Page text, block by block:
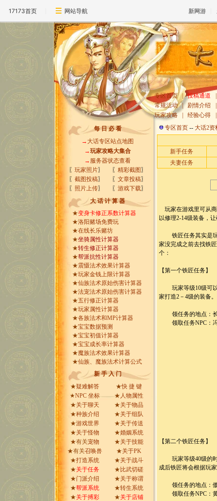
17173首页 网站导航 新网游
专区首页 投稿通道
常规活动
剧情介绍
玩家攻略
经验心得
每 日 必 看
→ 大话专区站点地图
→玩家攻略大集合
→ 服务器状态查看
〖 玩家照片〗 〖 精彩截图 〗
〖 截图投稿〗 〖 文章投稿〗
〖 照片上传〗 〖 游戏下载〗
大 话 计 算 器
★变身卡修正系数计算器
★洛阳赌场免费玩
★在线长乐赌坊
★坐骑属性计算器
★转生修正计算器
★帮派抗性计算器
★震慑法术效果计算器
★玩家金钱上限计算器
★仙族法术原始伤害计算器
★法宠法术原始伤害计算器
★五行修正计算器
★玩家属性计算器
★各族法术和MP计算器
★宝宝数据预测
★宝宝初值计算器
★宝宝成长率计算器
★魔族法术效果计算器
★仙族、魔族法术计算公式
新 手 入 门
★疑难解答 ★快 捷 键
★NPC 坐标 ★ 人物属性
★关于聊天 ★关于物品
★种族介绍 ★关于组队
★游戏世界 ★关于传送
★关于怪物 ★婚姻系统
★有关宠物 ★关于技能
★有关召唤兽 ★关于PK
★打造系统 ★关于战斗
★关于任务 ★ 比武切磋
★门派介绍 ★关于称谓
★帮派系统 ★转生系统
★关于搏彩 ★关于店铺
专区首页 -- 大话2资
新手任务
夫妻任务
玩家在游戏里可从
以修理2-14级装备，
铁匠任务其实是玩
家没完成之前去找铁
个：
【第一个铁匠任务】
玩家等级10级可以
家打造2－4级的装备。
领任务的地点：长
领取任务NPC：
【第二个铁匠任务】
玩家等级40级的时
成后铁匠将会根据玩
领任务的地点：傲
领取任务NPC：